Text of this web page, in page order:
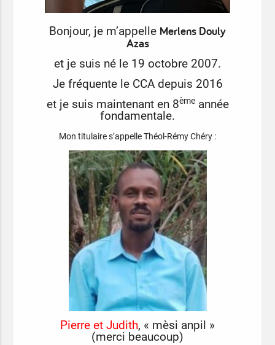
Bonjour, je m’appelle Merlens Douly
Azas
et je suis né le 19 octobre 2007.
Je fréquente le CCA depuis 2016
et je suis maintenant en 8èmeannée
fondamentale.
Mon titulaire s’appelle Théol-Rémy Chéry :
Pierre et Judith, « mèsi anpil »
(merci beaucoup)